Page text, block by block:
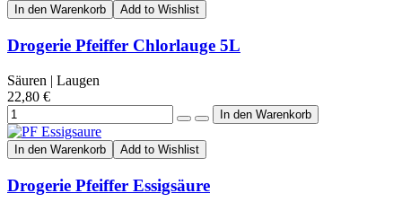
In den Warenkorb Add to Wishlist
Drogerie Pfeiffer Chlorlauge 5L
Säuren | Laugen
22,80 €
In den Warenkorb Add to Wishlist
Drogerie Pfeiffer Essigsäure